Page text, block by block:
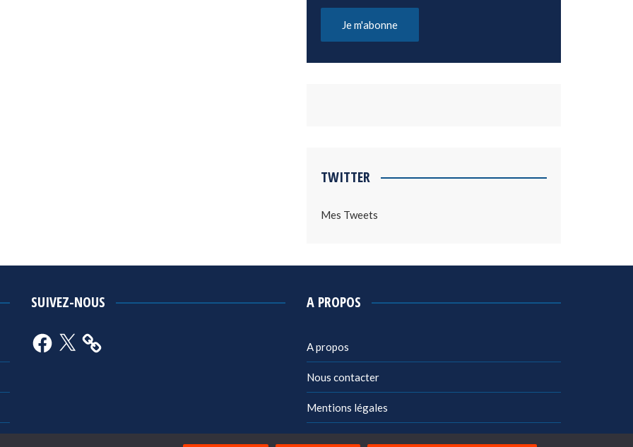
TWITTER
Mes Tweets
SUIVEZ-NOUS
Facebook
X
A PROPOS
A propos
Nous contacter
Mentions légales
Politique de confidentialité